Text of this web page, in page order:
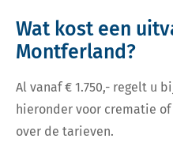
Wat kost een
Montferland?
Al vanaf € 1.750,- regelt u
hieronder voor crematie
over de tarieven.